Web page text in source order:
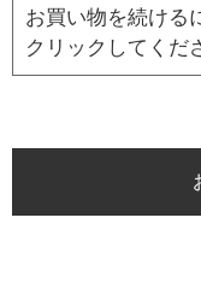
お買い物を続ける
クリックしてくだ